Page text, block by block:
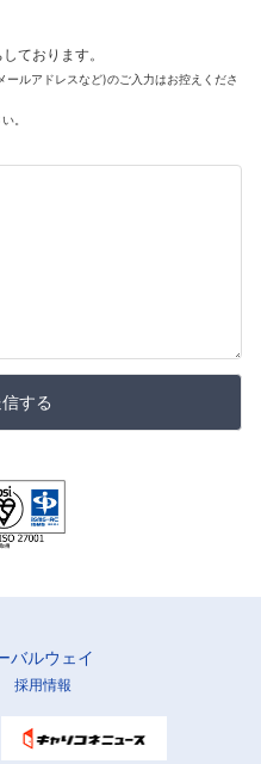
ております。
ルアドレスなど)のご入力はお控えくださ
。
する
バルウェイ
採用情報